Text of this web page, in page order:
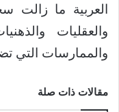
العربية ما زالت
والعقليات
والممارسات التي
مقالات ذات صلة